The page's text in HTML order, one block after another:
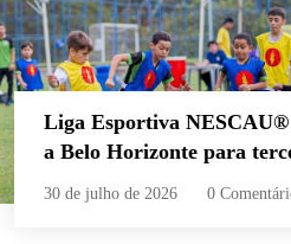
Liga Esportiva NESCAU®
a Belo Horizonte para
edição consecutiva e abre
30 de julho de 2026 0